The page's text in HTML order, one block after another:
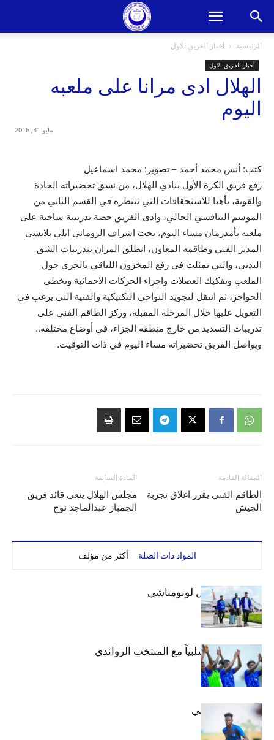
الرئيسية أخبار الفريق الاول
أخبار الفريق الاول
الهلال ادى مرانا على ملعبه
اليوم
مايو 31, 2016
كتب: أنس محمد أحمد – تصوير: محمد اسماعيل
رفع فريق الكرة الأول بنادي الهلال، من نسق تحضيراته الجادة
والقوية، تأهبا للاستحقاقات التي تنتظره في القسم الثاني من
الموسم التنافسي الحالي، وادى الفريق حصة تدريبية ساخنة على
ملعبه بأمدرمان مساء اليوم، تحت اشراف الروماني ايلي بلاتشي
المدير الفني وطاقمه المعاون، انطلق المران بتدريبات الشق
البدني، والتي تمثلت في رفع المخزون اللياقي بالجري حول
الملعب وتفكيك العضلات واجراء الحركات الاحمائية وتخطي
الحواجز، ثم انتقل لتجويد النواحي التكتيكية والفنية التي يرغب في
التعويل عليها خلال المرحلة المقبلة، وركز الطاقم الفني على
تدريبات التسديد من خارج منطقة الجزاء، في أوضاع مختلفة..
ويواصل الفريق تحضيراته مساء اليوم في ذات التوقيت.
المادة السابقة
مجلس الهلال ينعي قائد فريق
الجمباز عبدالماجد نوح
المقالة القادمة
الطاقم الفني يقرر اغلاق تجربة
الجيش
المواد ذات الصلة أكثر من مؤلف
بعثة الهلال تصل لوبومباشي
الهلال يتعادل سلبياً مع المنتخب الرواندي
إعدادياً
كنن يصل كيجالي